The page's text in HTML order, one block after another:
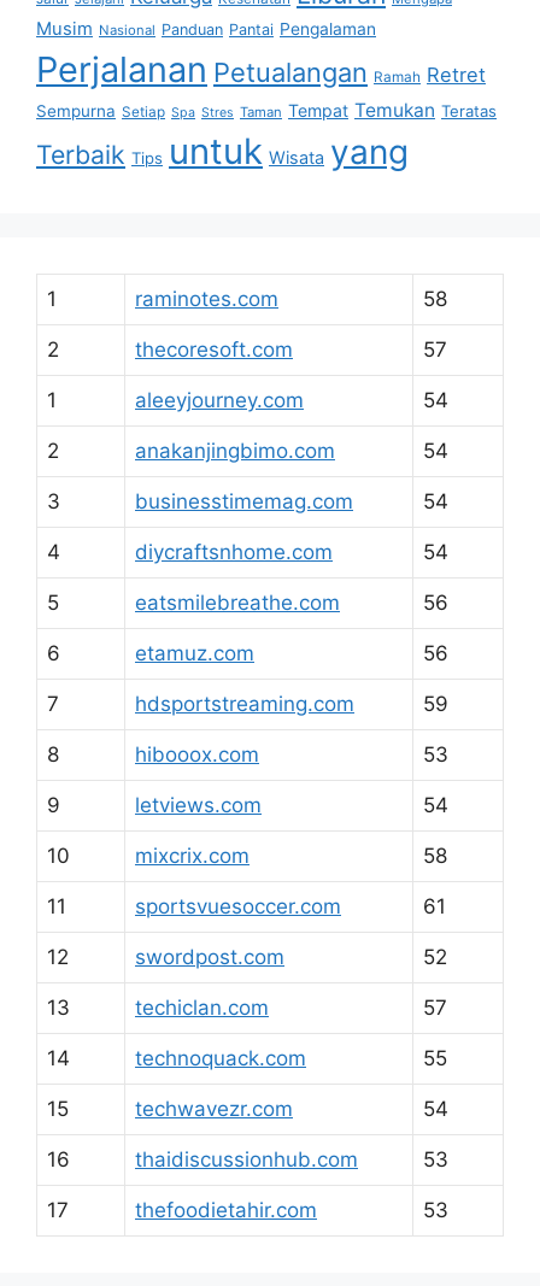
Musim Nasional Panduan Pantai Pengalaman
Perjalanan Petualangan Ramah Retret
Sempurna Setiap Spa Stres Taman Tempat Temukan Teratas
Terbaik Tips untuk Wisata yang
1 raminotes.com 58
2 thecoresoft.com 57
1 aleeyjourney.com 54
2 anakanjingbimo.com 54
3 businesstimemag.com 54
4 diycraftsnhome.com 54
5 eatsmilebreathe.com 56
6 etamuz.com 56
7 hdsportstreaming.com 59
8 hibooox.com 53
9 letviews.com 54
10 mixcrix.com 58
11 sportsvuesoccer.com 61
12 swordpost.com 52
13 techiclan.com 57
14 technoquack.com 55
15 techwavezr.com 54
16 thaidiscussionhub.com 53
17 thefoodietahir.com 53